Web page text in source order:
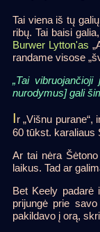
Tai viena iš tų
ribų. Tai baisi
Burwer Lytton'as
randame visose
„Tai
nurodymus] gali
Ir „Višnu
60 tūkst. karaliaus
Ar tai nėra
laikus. Tad ar
Bet Keely padarė
prijungė prie
pakildavo į orą,